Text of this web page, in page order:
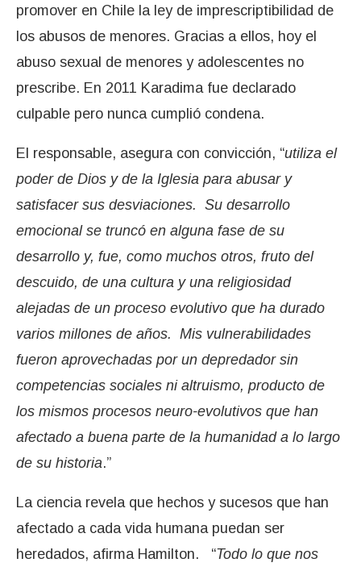
promover en Chile la ley de imprescriptibilidad de
los abusos de menores. Gracias a ellos, hoy el
abuso sexual de menores y adolescentes no
prescribe. En 2011 Karadima fue declarado
culpable pero nunca cumplió condena.
El responsable, asegura con convicción, “utiliza el
poder de Dios y de la Iglesia para abusar y
satisfacer sus desviaciones. Su desarrollo
emocional se truncó en alguna fase de su
desarrollo y, fue, como muchos otros, fruto del
descuido, de una cultura y una religiosidad
alejadas de un proceso evolutivo que ha durado
varios millones de años. Mis vulnerabilidades
fueron aprovechadas por un depredador sin
competencias sociales ni altruismo, producto de
los mismos procesos neuro-evolutivos que han
afectado a buena parte de la humanidad a lo largo
de su historia.”
La ciencia revela que hechos y sucesos que han
afectado a cada vida humana puedan ser
heredados, afirma Hamilton. “Todo lo que nos